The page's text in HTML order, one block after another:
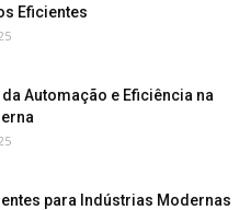
Eficientes
Automação e Eficiência na
para Indústrias Modernas